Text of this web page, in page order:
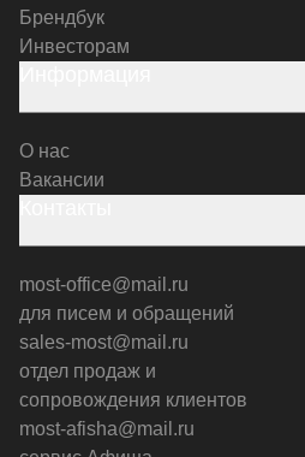
Брендбук
Инвесторам
О нас
Вакансии
most-office@mail.ru
для писем и обращений
sales-most@mail.ru
отдел продаж и
сопровождения клиентов
most-afisha@mail.ru